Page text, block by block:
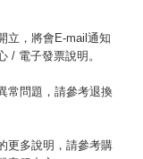
立，將會E-mail通知
/ 電子發票說明。
常問題，請參考退換
更多說明，請參考購